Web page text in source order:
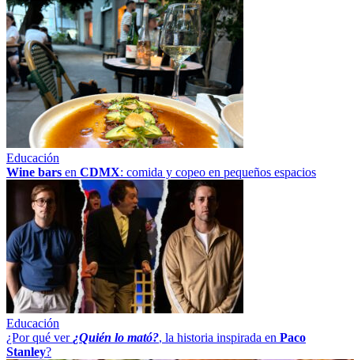
Educación
Wine bars en CDMX: comida y copeo en pequeños espacios
Educación
¿Por qué ver¿Quién lo mató?, la historia inspirada en Paco
Stanley?